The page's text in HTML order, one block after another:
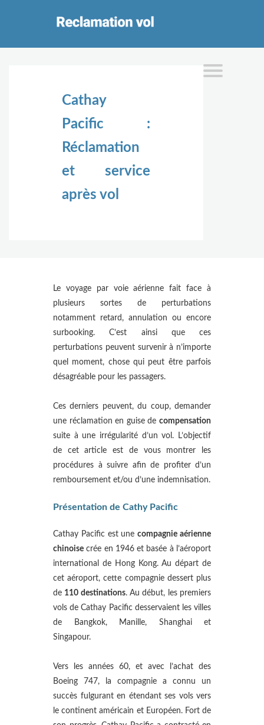
Cathay
Pacific :
Réclamation
et service
après vol
Le voyage par voie aérienne fait face à
plusieurs sortes de perturbations
notamment retard, annulation ou encore
surbooking. C’est ainsi que ces
perturbations peuvent survenir à n’importe
quel moment, chose qui peut être parfois
désagréable pour les passagers.
Ces derniers peuvent, du coup, demander
une réclamation en guise de compensation
suite à une irrégularité d’un vol. L’objectif
de cet article est de vous montrer les
procédures à suivre afin de profiter d’un
remboursement et/ou d’une indemnisation.
Présentation de Cathy Pacific
Cathay Pacific est unecompagnie aérienne
chinoise crée en 1946 et basée à l’aéroport
international de Hong Kong. Au départ de
cet aéroport, cette compagnie dessert plus
de 110 destinations. Au début, les premiers
vols de Cathay Pacific desservaient les villes
de Bangkok, Manille, Shanghai et
Singapour.
Vers les années 60, et avec l’achat des
Boeing 747, la compagnie a connu un
succès fulgurant en étendant ses vols vers
le continent américain et Européen. Fort de